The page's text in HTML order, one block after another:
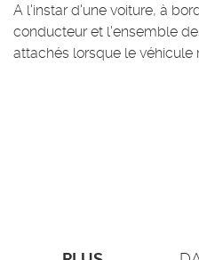
A l'instar d'une voiture, à
conducteur et l'ensemble
attachés lorsque le véhicule